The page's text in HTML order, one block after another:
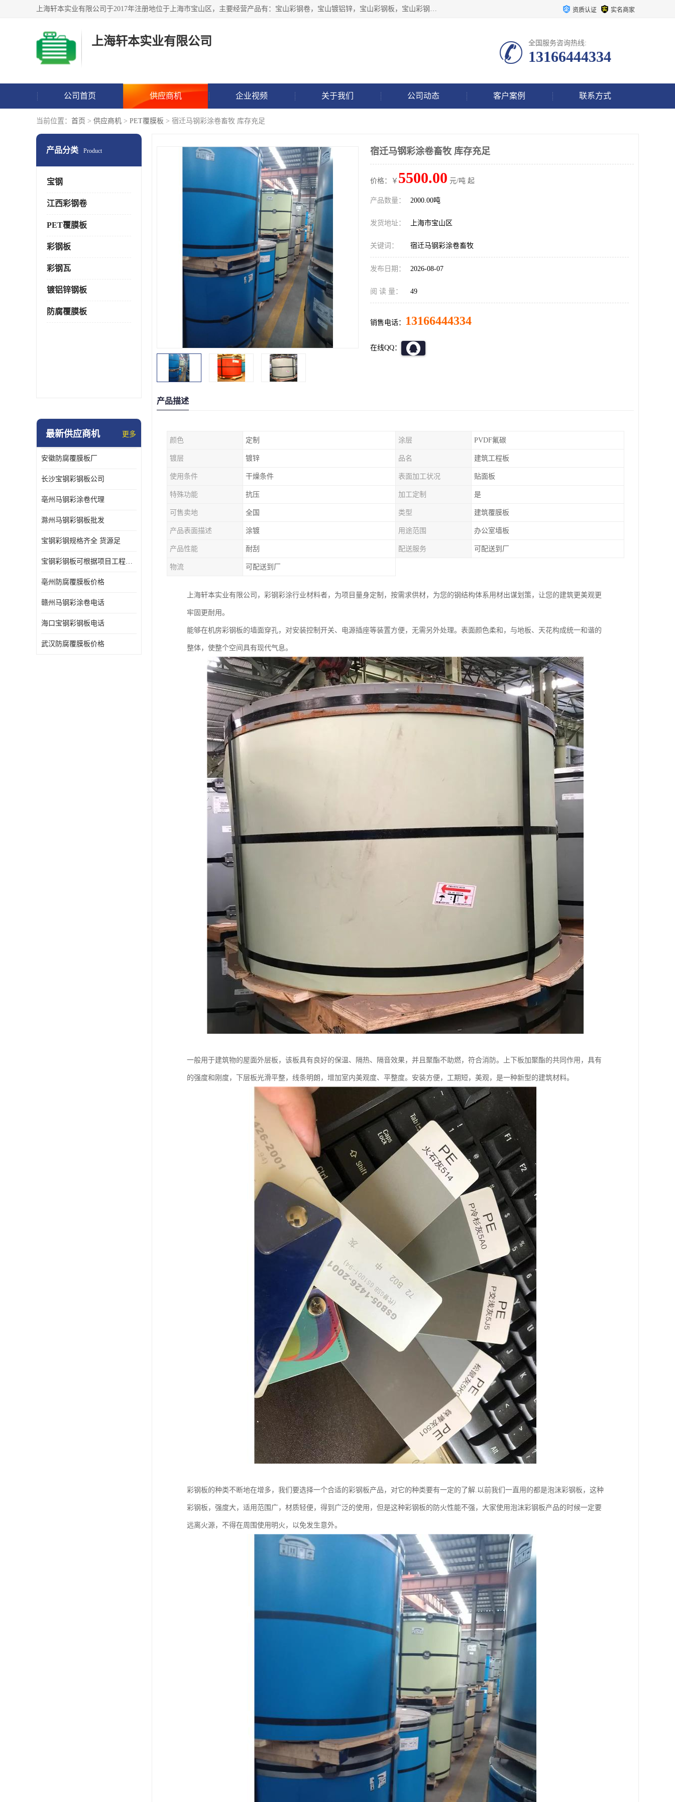
上海轩本实业有限公司于2017年注册地位于上海市宝山区，主要经营产品有：宝山彩钢卷，宝山镀铝锌，宝山彩钢板，宝山彩钢瓦等产品的生产和销售。 资质认证 实名商家
上海轩本实业有限公司 全国服务咨询热线:
13166444334
公司首页 供应商机 企业视频 关于我们 公司动态 客户案例 联系方式
当前位置： 首页 > 供应商机 > PET覆膜板 > 宿迁马钢彩涂卷畜牧 库存充足
产品分类 Product
宝钢
江西彩钢卷
PET覆膜板
彩钢板
彩钢瓦
镀铝锌钢板
防腐覆膜板
最新供应商机 更多
安徽防腐覆膜板厂
长沙宝钢彩钢板公司
亳州马钢彩涂卷代理
滁州马钢彩钢板批发
宝钢彩钢规格齐全 货源足
宝钢彩钢板可根据项目工程定制
亳州防腐覆膜板价格
赣州马钢彩涂卷电话
海口宝钢彩钢板电话
武汉防腐覆膜板价格
宿迁马钢彩涂卷畜牧 库存充足
价格：￥ 5500.00 元/吨 起
产品数量： 2000.00吨
发货地址： 上海市宝山区
关键词： 宿迁马钢彩涂卷畜牧
发布日期： 2026-08-07
阅 读 量： 49
销售电话： 13166444334
在线QQ：
产品描述
颜色 定制 涂层 PVDF氟碳
镀层 镀锌 品名 建筑工程板
使用条件 干燥条件 表面加工状况 贴面板
特殊功能 抗压 加工定制 是
可售卖地 全国 类型 建筑覆膜板
产品表面描述 涂镀 用途范围 办公室墙板
产品性能 耐刮 配送服务 可配送到厂
物流 可配送到厂
上海轩本实业有限公司，彩钢彩涂行业材料者，为项目量身定制，按需求供材，为您的钢结构体系用材出谋划策，让您的建筑更美观更
牢固更耐用。
能够在机房彩钢板的墙面穿孔，对安装控制开关、电源插座等装置方便，无需另外处理。表面颜色柔和，与地板、天花构成统一和谐的
整体，使整个空间具有现代气息。
一般用于建筑物的屋面外层板，该板具有良好的保温、隔热、隔音效果，并且聚酯不助燃，符合消防。上下板加聚酯的共同作用，具有
的强度和刚度，下层板光滑平整，线条明朗，增加室内美观度、平整度。安装方便，工期短，美观，是一种新型的建筑材料。
彩钢板的种类不断地在增多，我们要选择一个合适的彩钢板产品，对它的种类要有一定的了解.以前我们一直用的都是泡沫彩钢板，这种
彩钢板，强度大，适用范围广，材质轻便，得到广泛的使用，但是这种彩钢板的防火性能不强，大家使用泡沫彩钢板产品的时候一定要
远离火源，不得在周围使用明火，以免发生意外。